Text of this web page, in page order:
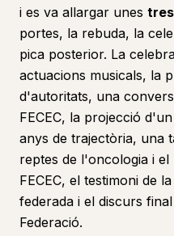
i es va allargar unes
portes, la rebuda, la
pica posterior. La
actuacions musicals, la
d'autoritats, una
FECEC, la projecció
anys de trajectòria, una
reptes de l'oncologia i
FECEC, el testimoni de
federada i el discurs
Federació.